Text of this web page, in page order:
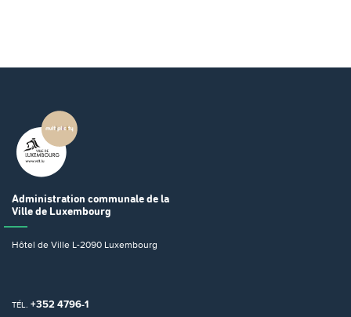
Administration communale de la
Ville de Luxembourg
Hôtel de Ville L-2090 Luxembourg
TÉL. +352 4796-1